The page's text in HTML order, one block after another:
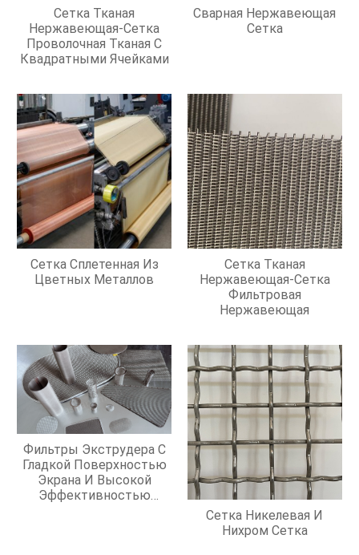
Сетка Тканая
Нержавеющая-Сетка
Проволочная Тканая С
Квадратными Ячейками
Сварная Нержавеющая
Сетка
Сетка Сплетенная Из
Цветных Металлов
Сетка Тканая
Нержавеющая-Сетка
Фильтровая
Нержавеющая
Фильтры Экструдера С
Гладкой Поверхностью
Экрана И Высокой
Эффективностью
Сетка Никелевая И
Нихром Сетка